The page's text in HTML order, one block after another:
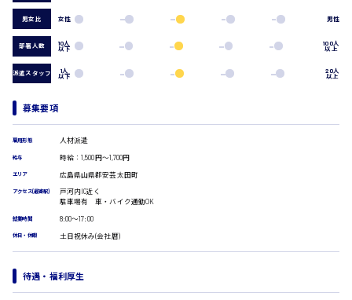
介護・医療系
医師
看護師
オフィスワーク系
貿易事務
データ入力
コールセンターオペレーター
経理事務
営業事務
受付事務
IT・クリエイティブ系
広島市南区
広島市西区
広島市佐伯区
広島市安佐南区
時給1300円～
時給1400円～
時給1500円以上
男女比 女性 男性
部署人数 10人
以下
100人
以上
派遣スタッフ 1人
以下
20人
以上
募集要項
雇用形態 人材派遣
給与 時給：1,500円～1,700円
エリア 広島県山県郡安芸太田町
アクセス(最寄駅)
戸河内IC近く
駐車場有 車・バイク通勤OK
就業時間 8:00〜17:00
休日・休暇 土日祝休み(会社暦)
待遇・福利厚生